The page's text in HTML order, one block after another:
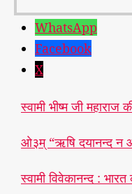
WhatsApp
Facebook
X
स्वामी भीष्म जी
ओ३म् “ऋषि दयानन्द न
स्वामी विवेकानन्द :